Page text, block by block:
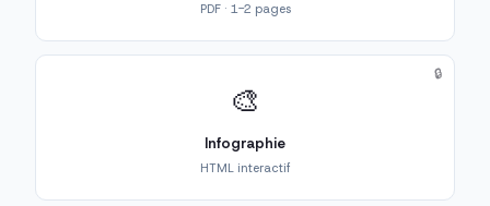
PDF · 1-2 pages
🎨
Infographie
HTML interactif
🔒